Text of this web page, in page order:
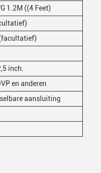
1.2M ((4 Feet)
inch.
en anderen
aansluiting